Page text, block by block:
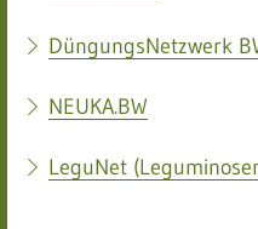
DüngungsNetzwerk
NEUKA.BW
LeguNet